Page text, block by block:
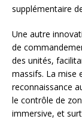
supplémentaire
Une autre
de
des unités,
massifs. La mise
reconnaissance
le contrôle de
immersive, et